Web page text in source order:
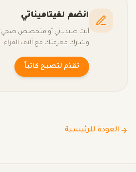
انضم لفيتاميناتي
أنت صيدلاني أو متخصص صحي؟
وشارك معرفتك مع آلاف القراء.
تقدّم لتصبح كاتباً
العودة للرئيسية